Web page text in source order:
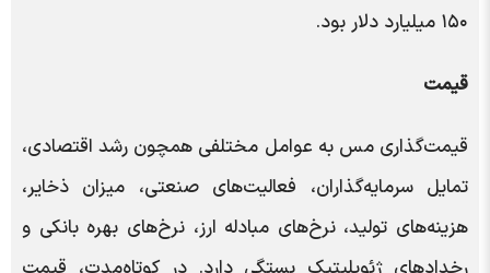
۱۵۰ میلیارد دلار بود.
قیمت
قیمت‌گذاری مس به عوامل مختلفی همچون رشد اقتصادی،
تمایل سرمایه‌گذاران، فعالیت‌های صنعتی، میزان ذخایر،
هزینه‌های تولید، نرخ‌های مبادله ارز، نرخ‌های بهره بانکی و